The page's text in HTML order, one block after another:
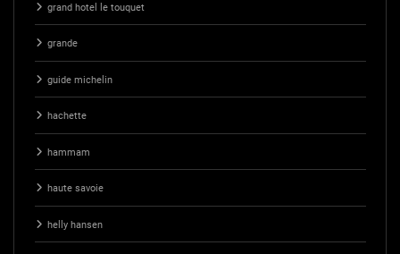
grand hotel le touquet
grande
guide michelin
hachette
hammam
haute savoie
helly hansen